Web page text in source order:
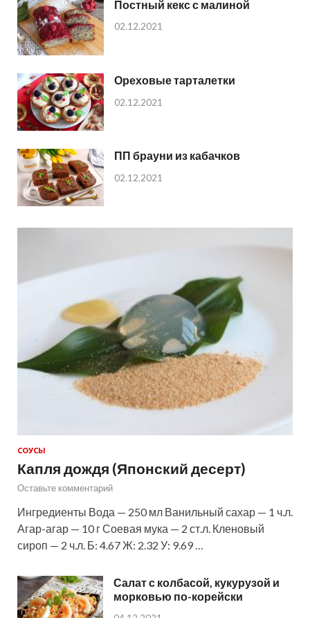
Постный кекс с малиной
02.12.2021
Ореховые тарталетки
02.12.2021
ПП брауни из кабачков
02.12.2021
СОУСЫ
Капля дождя (Японский десерт)
Оставьте комментарий
Ингредиенты Вода — 250 мл Ванильный сахар — 1 ч.л.
Агар-агар — 10 г Соевая мука — 2 ст.л. Кленовый
сироп — 2 ч.л. Б: 4.67 Ж: 2.32 У: 9.69 …
Салат с колбасой, кукурузой и
морковью по-корейски